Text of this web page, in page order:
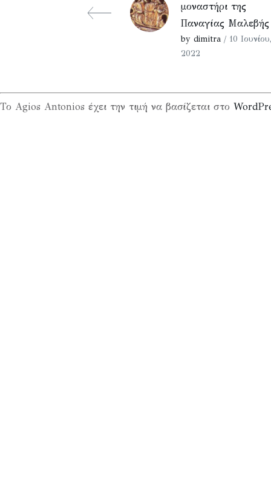
μοναστήρι της
Παναγίας Μαλεβής
by dimitra / 10
2022
Το Agios Antonios έχει την τιμή να βασίζεται στο